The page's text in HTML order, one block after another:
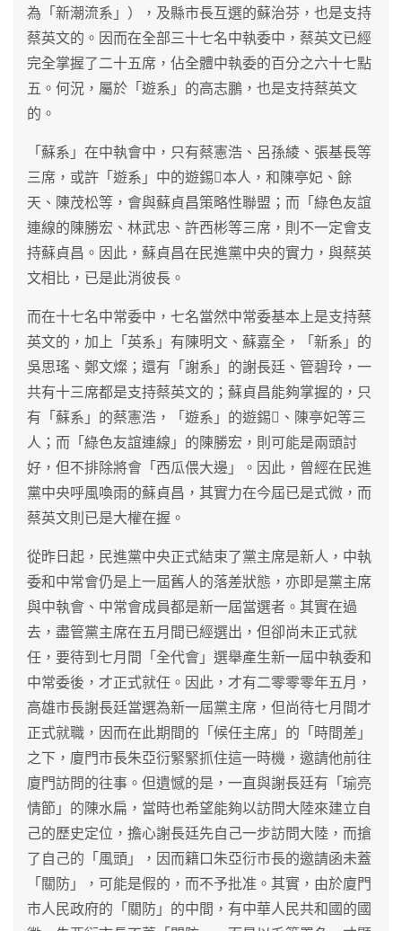
為「新潮流系」），及縣市長互選的蘇治芬，也是支持
蔡英文的。因而在全部三十七名中執委中，蔡英文已經
完全掌握了二十五席，佔全體中執委的百分之六十七點
五。何況，屬於「遊系」的高志鵬，也是支持蔡英文
的。
「蘇系」在中執會中，只有蔡憲浩、呂孫綾、張基長等
三席，或許「遊系」中的遊錫本人，和陳亭妃、餘
天、陳茂松等，會與蘇貞昌策略性聯盟；而「綠色友誼
連線的陳勝宏、林武忠、許西彬等三席，則不一定會支
持蘇貞昌。因此，蘇貞昌在民進黨中央的實力，與蔡英
文相比，已是此消彼長。
而在十七名中常委中，七名當然中常委基本上是支持蔡
英文的，加上「英系」有陳明文、蘇嘉全，「新系」的
吳思瑤、鄭文燦；還有「謝系」的謝長廷、管碧玲，一
共有十三席都是支持蔡英文的；蘇貞昌能夠掌握的，只
有「蘇系」的蔡憲浩，「遊系」的遊錫、陳亭妃等三
人；而「綠色友誼連線」的陳勝宏，則可能是兩頭討
好，但不排除將會「西瓜偎大邊」。因此，曾經在民進
黨中央呼風喚雨的蘇貞昌，其實力在今屆已是式微，而
蔡英文則已是大權在握。
從昨日起，民進黨中央正式結束了黨主席是新人，中執
委和中常會仍是上一屆舊人的落差狀態，亦即是黨主席
與中執會、中常會成員都是新一屆當選者。其實在過
去，盡管黨主席在五月間已經選出，但卻尚未正式就
任，要待到七月間「全代會」選舉產生新一屆中執委和
中常委後，才正式就任。因此，才有二零零零年五月，
高雄市長謝長廷當選為新一屆黨主席，但尚待七月間才
正式就職，因而在此期間的「候任主席」的「時間差」
之下，廈門市長朱亞衍緊緊抓住這一時機，邀請他前往
廈門訪問的往事。但遺憾的是，一直與謝長廷有「瑜亮
情節」的陳水扁，當時也希望能夠以訪問大陸來建立自
己的歷史定位，擔心謝長廷先自己一步訪問大陸，而搶
了自己的「風頭」，因而籍口朱亞衍市長的邀請函未蓋
「關防」，可能是假的，而不予批准。其實，由於廈門
市人民政府的「關防」的中間，有中華人民共和國的國